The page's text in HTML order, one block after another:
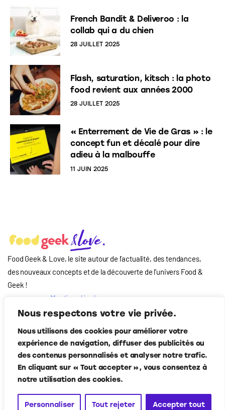
Nous respectons votre vie privée.
Nous utilisons des cookies pour améliorer votre
expérience de navigation, diffuser des publicités ou
des contenus personnalisés et analyser notre trafic.
En cliquant sur « Tout accepter », vous consentez à
notre utilisation des cookies.
Personnaliser Tout rejeter Accepter tout
French Bandit & Deliveroo : la
collab qui a du chien
28 JUILLET 2025
Flash, saturation, kitsch : la photo
food revient aux années 2000
28 JUILLET 2025
« Enterrement de Vie de Gras » : le
concept fun et décalé pour dire
adieu à la malbouffe
11 JUIN 2025
Food Geek & Love, le site autour de l’actualité, des tendances,
des nouveaux concepts et de la découverte de l’univers Food&
Geek !
Mentions légales
Qui-sommes nous
Contact
Suivez-nous